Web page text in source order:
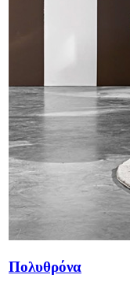
Πολυθρόνα